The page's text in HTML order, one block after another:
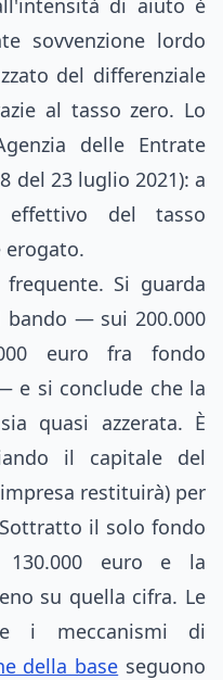
di aiuto è
sovvenzione lordo
del differenziale
al tasso zero. Lo
delle Entrate
del 23 luglio 2021): a
del tasso
erogato.
Si guarda
bando — sui 200.000
euro fra fondo
e si conclude che la
quasi azzerata. È
il capitale del
restituirà) per
il solo fondo
euro e la
su quella cifra. Le
i meccanismi di
della base seguono